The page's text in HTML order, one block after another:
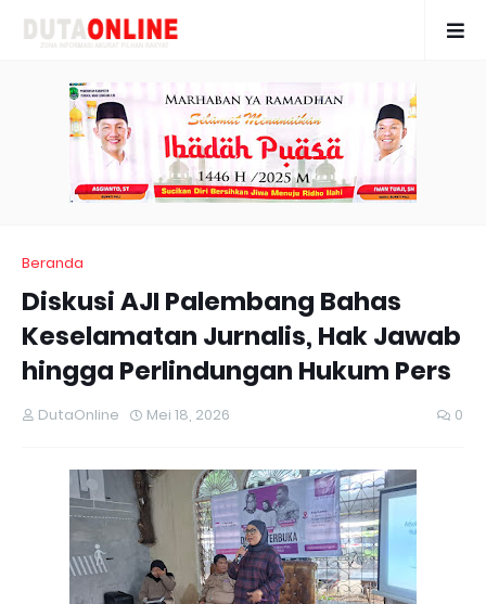
Beranda
Diskusi AJI Palembang Bahas
Keselamatan Jurnalis, Hak Jawab
hingga Perlindungan Hukum Pers
DutaOnline Mei 18, 2026 0